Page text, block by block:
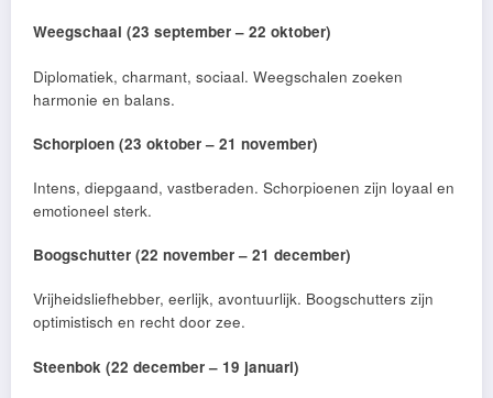
Weegschaal (23 september – 22 oktober)
Diplomatiek, charmant, sociaal. Weegschalen zoeken
harmonie en balans.
Schorpioen (23 oktober – 21 november)
Intens, diepgaand, vastberaden. Schorpioenen zijn loyaal en
emotioneel sterk.
Boogschutter (22 november – 21 december)
Vrijheidsliefhebber, eerlijk, avontuurlijk. Boogschutters zijn
optimistisch en recht door zee.
Steenbok (22 december – 19 januari)